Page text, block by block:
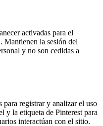
activadas para el
Mantienen la sesión del
y no son cedidas a
registrar y analizar el uso
y la etiqueta de Pinterest para
interactúan con el sitio.